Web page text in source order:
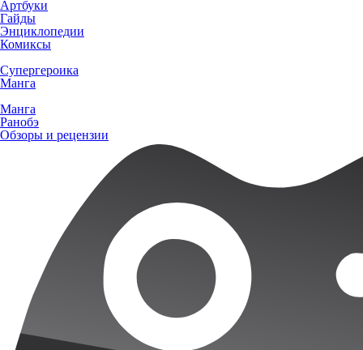
Артбуки
Гайды
Энциклопедии
Комиксы
Супергероика
Манга
Манга
Ранобэ
Обзоры и рецензии